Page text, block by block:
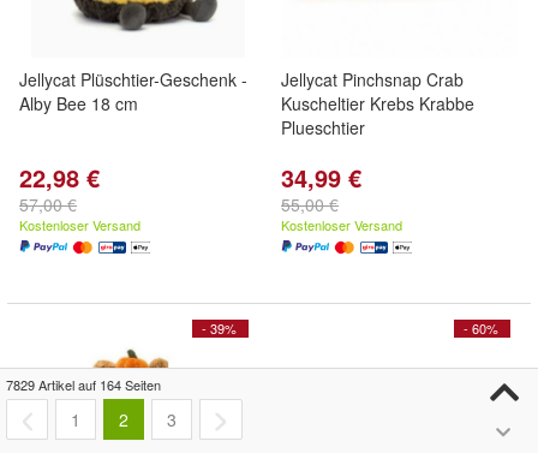
Jellycat Plüschtier-Geschenk -
Alby Bee 18 cm
22,98 €
57,00 €
Kostenloser Versand
Jellycat Pinchsnap Crab
Kuscheltier Krebs Krabbe
Plueschtier
34,99 €
55,00 €
Kostenloser Versand
- 39% - 60%
7829 Artikel auf 164 Seiten
1 2 3